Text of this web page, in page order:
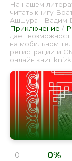
На нашем
читать книгу
Ашшура - Вадим
Приключение /
дает
на мобильном
регистрации и
онлайн книг
0 0%